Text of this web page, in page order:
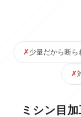
少量だから断ら
ミシン目